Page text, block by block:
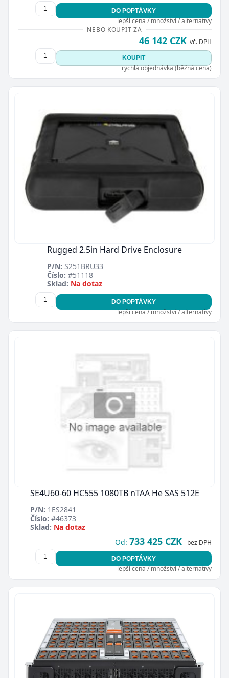
DO POPTÁVKY
lepší cena / množství / alternativy
NEBO KOUPIT ZA
46 142 CZK vč. DPH
KOUPIT
rychlá objednávka (běžná cena)
Rugged 2.5in Hard Drive Enclosure
P/N: S251BRU33
Číslo: #51118
Sklad: Na dotaz
DO POPTÁVKY
lepší cena / množství / alternativy
SE4U60-60 HC555 1080TB nTAA He SAS 512E
P/N: 1ES2841
Číslo: #46373
Sklad: Na dotaz
Od: 733 425 CZK bez DPH
DO POPTÁVKY
lepší cena / množství / alternativy